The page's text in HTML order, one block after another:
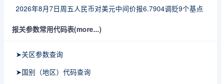
2026年8月7日周五人民币对美元中间价报6.7904调贬9个基点
报关参数常用代码表(more...)
➤关区参数查询
➤国别（地区）代码查询